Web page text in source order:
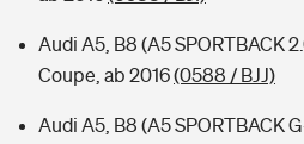
Audi A5, B8 (A5 SPORTBACK
Coupe, ab 2016(0588 / BJJ)
Audi A5, B8 (A5 SPORTBACK